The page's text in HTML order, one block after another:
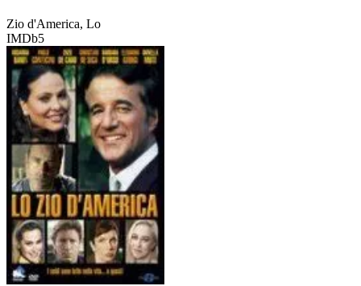
Zio d'America, Lo
IMDb5